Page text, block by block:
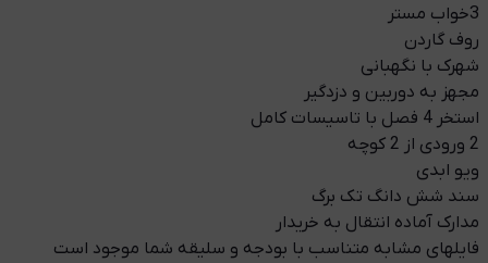
3خواب مستر
روف گاردن
شهرک با نگهبانی
مجهز به دوربین و دزدگیر
استخر 4 فصل با تاسیسات کامل
2 ورودی از 2 کوچه
ویو ابدی
سند شش دانگ تک برگ
مدارک آماده انتقال به خریدار
فایلهای مشابه متناسب با بودجه و سلیقه شما موجود است